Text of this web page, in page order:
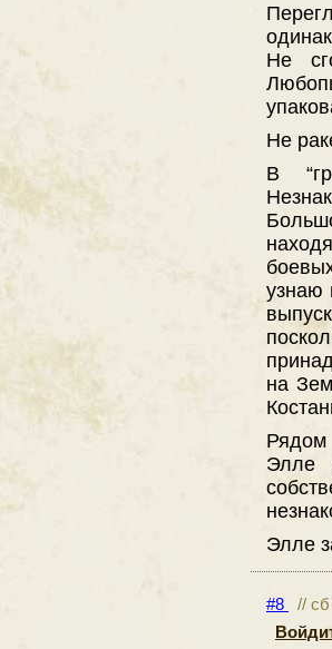
Не
Не
В
узнаю
на
Элле
Элле
#8
//